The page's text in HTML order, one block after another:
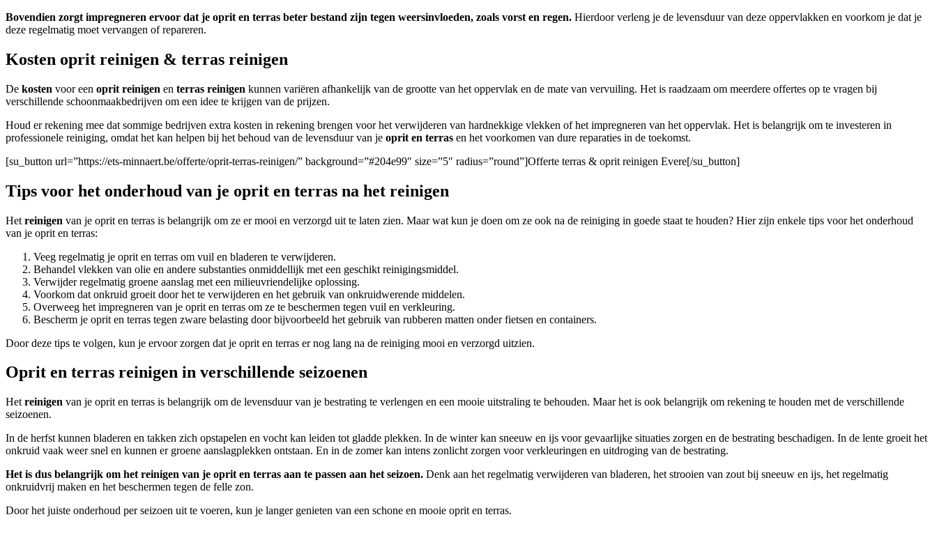
Bovendien zorgt impregneren ervoor dat je oprit en terras beter bestand zijn tegen weersinvloeden, zoals vorst en regen. Hierdoor verleng je de levensduur van deze oppervlakken en voorkom je dat je
deze regelmatig moet vervangen of repareren.
Kosten oprit reinigen & terras reinigen
De kosten voor een oprit reinigen en terras reinigen kunnen variëren afhankelijk van de grootte van het oppervlak en de mate van vervuiling. Het is raadzaam om meerdere offertes op te vragen bij
verschillende schoonmaakbedrijven om een idee te krijgen van de prijzen.
Houd er rekening mee dat sommige bedrijven extra kosten in rekening brengen voor het verwijderen van hardnekkige vlekken of het impregneren van het oppervlak. Het is belangrijk om te investeren in
professionele reiniging, omdat het kan helpen bij het behoud van de levensduur van je oprit en terras en het voorkomen van dure reparaties in de toekomst.
[su_button url=”https://ets-minnaert.be/offerte/oprit-terras-reinigen/” background=”#204e99″ size=”5″ radius=”round”]Offerte terras & oprit reinigen Evere[/su_button]
Tips voor het onderhoud van je oprit en terras na het reinigen
Het reinigen van je oprit en terras is belangrijk om ze er mooi en verzorgd uit te laten zien. Maar wat kun je doen om ze ook na de reiniging in goede staat te houden? Hier zijn enkele tips voor het onderhoud
van je oprit en terras:
Veeg regelmatig je oprit en terras om vuil en bladeren te verwijderen.
Behandel vlekken van olie en andere substanties onmiddellijk met een geschikt reinigingsmiddel.
Verwijder regelmatig groene aanslag met een milieuvriendelijke oplossing.
Voorkom dat onkruid groeit door het te verwijderen en het gebruik van onkruidwerende middelen.
Overweeg het impregneren van je oprit en terras om ze te beschermen tegen vuil en verkleuring.
Bescherm je oprit en terras tegen zware belasting door bijvoorbeeld het gebruik van rubberen matten onder fietsen en containers.
Door deze tips te volgen, kun je ervoor zorgen dat je oprit en terras er nog lang na de reiniging mooi en verzorgd uitzien.
Oprit en terras reinigen in verschillende seizoenen
Het reinigen van je oprit en terras is belangrijk om de levensduur van je bestrating te verlengen en een mooie uitstraling te behouden. Maar het is ook belangrijk om rekening te houden met de verschillende
seizoenen.
In de herfst kunnen bladeren en takken zich opstapelen en vocht kan leiden tot gladde plekken. In de winter kan sneeuw en ijs voor gevaarlijke situaties zorgen en de bestrating beschadigen. In de lente groeit het
onkruid vaak weer snel en kunnen er groene aanslagplekken ontstaan. En in de zomer kan intens zonlicht zorgen voor verkleuringen en uitdroging van de bestrating.
Het is dus belangrijk om het reinigen van je oprit en terras aan te passen aan het seizoen. Denk aan het regelmatig verwijderen van bladeren, het strooien van zout bij sneeuw en ijs, het regelmatig
onkruidvrij maken en het beschermen tegen de felle zon.
Door het juiste onderhoud per seizoen uit te voeren, kun je langer genieten van een schone en mooie oprit en terras.